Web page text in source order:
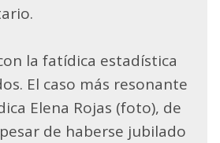
la fatídica estadística
El caso más resonante
Elena Rojas (foto), de
de haberse jubilado